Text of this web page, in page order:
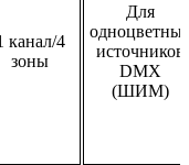
канал/4
зоны
Для
источников
DMX
(ШИМ)